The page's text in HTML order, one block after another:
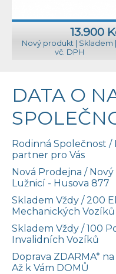
13.900
Nový produkt Skladem
vč. DPH
DATA O
Rodinná Společnost /
partner pro Vás
Nová Prodejna /
Lužnicí - Husova 877
Skladem Vždy / 200
Mechanických Vozíků
Skladem Vždy / 100
Invalidních Vozíků
Doprava ZDARMA*
Až k Vám DOMŮ